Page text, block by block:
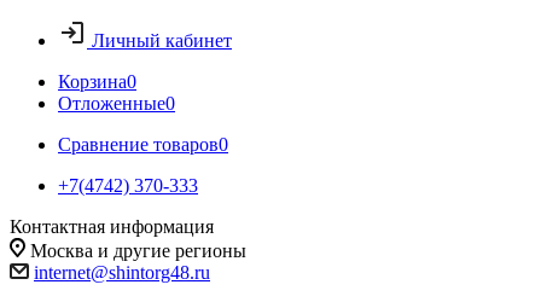
Личный кабинет
Корзина0
Отложенные0
Сравнение товаров0
+7(4742) 370-333
Контактная информация
Москва и другие регионы
internet@shintorg48.ru